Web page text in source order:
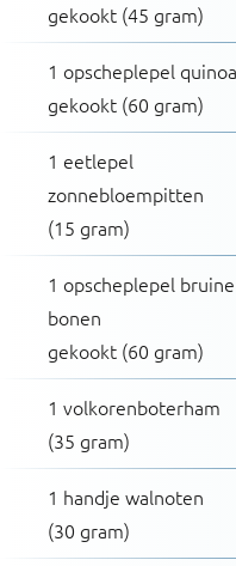
gekookt (45 gram)
1 opscheplepel quinoa
gekookt (60 gram)
1 eetlepel
zonnebloempitten
(15 gram)
1 opscheplepel bruine
bonen
gekookt (60 gram)
1 volkorenboterham
(35 gram)
1 handje walnoten
(30 gram)